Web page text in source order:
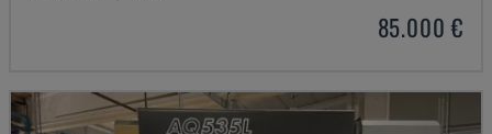
85.000 €